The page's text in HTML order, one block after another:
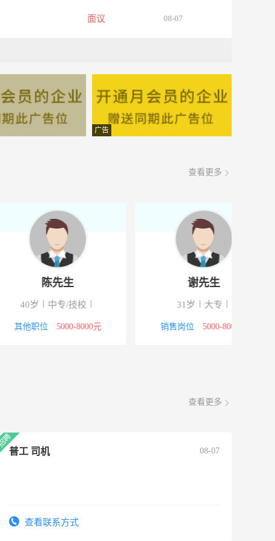
面议 08-07
面议 08-07
面议 08-07
08-07
08-07
面议 08-07
广告
查看更多
大专
5000-8000元
大专
5000-8000元
查看更多
普工 司机 08-07
查看联系方式